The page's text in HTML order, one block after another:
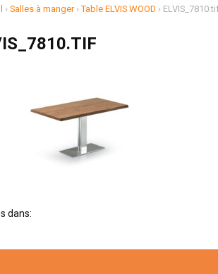
› Salles à manger›Table ELVIS WOOD ›
dans: